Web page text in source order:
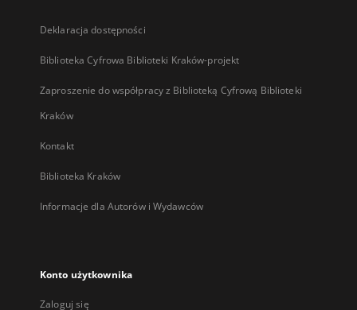
Deklaracja dostępności
Biblioteka Cyfrowa Biblioteki Kraków-projekt
Zaproszenie do współpracy z Biblioteką Cyfrową Biblioteki
Kraków
Kontakt
Biblioteka Kraków
Informacje dla Autorów i Wydawców
Konto użytkownika
Zaloguj się